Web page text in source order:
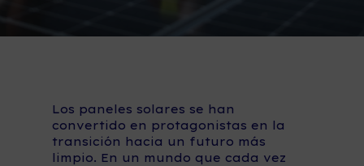
Los paneles solares se han
convertido en protagonistas en la
transición hacia un futuro más
limpio. En un mundo que cada vez